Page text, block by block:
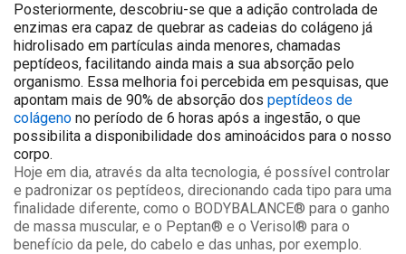
Posteriormente, descobriu-se que a adição controlada de
enzimas era capaz de quebrar as cadeias do colágeno já
hidrolisado em partículas ainda menores, chamadas
peptídeos, facilitando ainda mais a sua absorção pelo
organismo. Essa melhoria foi percebida em pesquisas, que
apontam mais de 90% de absorção dos peptídeos de
colágeno no período de 6 horas após a ingestão, o que
possibilita a disponibilidade dos aminoácidos para o nosso
corpo.
Hoje em dia, através da alta tecnologia, é possível controlar
e padronizar os peptídeos, direcionando cada tipo para uma
finalidade diferente, como o BODYBALANCE® para o ganho
de massa muscular, e o Peptan® e o Verisol® para o
benefício da pele, do cabelo e das unhas, por exemplo.